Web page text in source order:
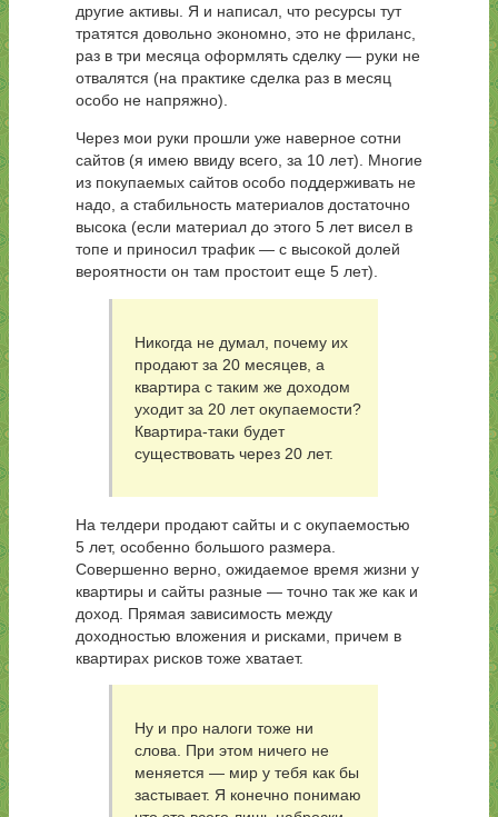
другие активы. Я и написал, что ресурсы тут
тратятся довольно экономно, это не фриланс,
раз в три месяца оформлять сделку — руки не
отвалятся (на практике сделка раз в месяц
особо не напряжно).
Через мои руки прошли уже наверное сотни
сайтов (я имею ввиду всего, за 10 лет). Многие
из покупаемых сайтов особо поддерживать не
надо, а стабильность материалов достаточно
высока (если материал до этого 5 лет висел в
топе и приносил трафик — с высокой долей
вероятности он там простоит еще 5 лет).
Никогда не думал, почему их
продают за 20 месяцев, а
квартира с таким же доходом
уходит за 20 лет окупаемости?
Квартира-таки будет
существовать через 20 лет.
На телдери продают сайты и с окупаемостью
5 лет, особенно большого размера.
Совершенно верно, ожидаемое время жизни у
квартиры и сайты разные — точно так же как и
доход. Прямая зависимость между
доходностью вложения и рисками, причем в
квартирах рисков тоже хватает.
Ну и про налоги тоже ни
слова. При этом ничего не
меняется — мир у тебя как бы
застывает. Я конечно понимаю